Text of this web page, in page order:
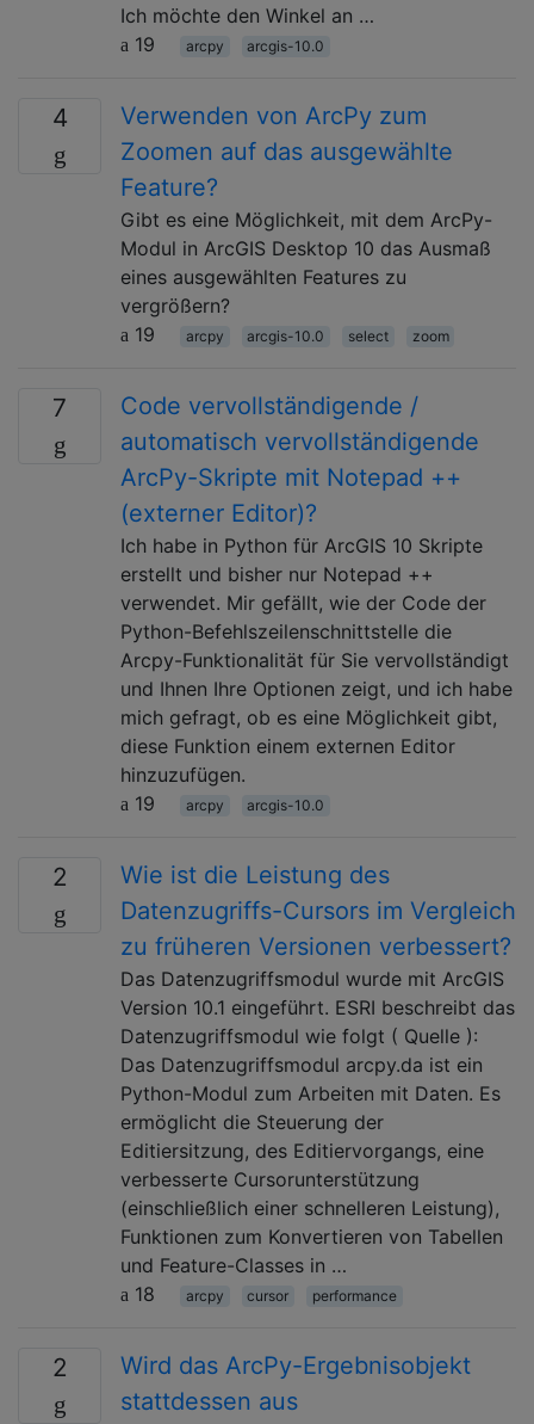
Ich möchte den Winkel an …
19
arcpy arcgis-10.0
4
Verwenden von ArcPy zum
Zoomen auf das ausgewählte
Feature?
Gibt es eine Möglichkeit, mit dem ArcPy-
Modul in ArcGIS Desktop 10 das Ausmaß
eines ausgewählten Features zu
vergrößern?
19
arcpy arcgis-10.0 select zoom
7
Code vervollständigende /
automatisch vervollständigende
ArcPy-Skripte mit Notepad ++
(externer Editor)?
Ich habe in Python für ArcGIS 10 Skripte
erstellt und bisher nur Notepad ++
verwendet. Mir gefällt, wie der Code der
Python-Befehlszeilenschnittstelle die
Arcpy-Funktionalität für Sie vervollständigt
und Ihnen Ihre Optionen zeigt, und ich habe
mich gefragt, ob es eine Möglichkeit gibt,
diese Funktion einem externen Editor
hinzuzufügen.
19
arcpy arcgis-10.0
2
Wie ist die Leistung des
Datenzugriffs-Cursors im Vergleich
zu früheren Versionen verbessert?
Das Datenzugriffsmodul wurde mit ArcGIS
Version 10.1 eingeführt. ESRI beschreibt das
Datenzugriffsmodul wie folgt ( Quelle ):
Das Datenzugriffsmodul arcpy.da ist ein
Python-Modul zum Arbeiten mit Daten. Es
ermöglicht die Steuerung der
Editiersitzung, des Editiervorgangs, eine
verbesserte Cursorunterstützung
(einschließlich einer schnelleren Leistung),
Funktionen zum Konvertieren von Tabellen
und Feature-Classes in …
18
arcpy cursor performance
2
Wird das ArcPy-Ergebnisobjekt
stattdessen aus